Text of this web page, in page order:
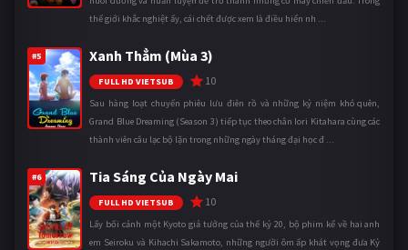
thế giới khắc nghiệt ấy, cái chết được xem là điều hiển nh ...
#5 Xanh Thẳm (Mùa 3)
FULL HD VIETSUB 10
Sau hàng loạt chuyến phiêu lưu điên rồ và những kỷ niệm khó quên,
Grand Blue Dreaming (Season 3) tiếp tục theo chân Iori Kitahara cùng các
thành viên câu lạc bộ lặn trong những ngày tháng đại học đ ...
#6 Tia Sáng Của Ngày Mai
FULL HD VIETSUB 10
Lấy bối cảnh một Kyoto giả tưởng của thế kỷ 20, bộ phim kể về hai anh
em Seiroku và Kihachi Sakamoto, những người ôm ấp khát vọng đưa Kỷ